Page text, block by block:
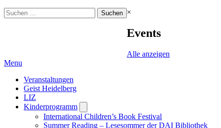
Suchen
nach:
×
Events
Alle anzeigen
Menu
Veranstaltungen
Geist Heidelberg
LIZ
Kinderprogramm
submenu
International Children’s Book Festival
Summer Reading – Lesesommer der DAI Bibliothek